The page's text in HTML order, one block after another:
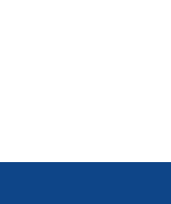
de
favorieten